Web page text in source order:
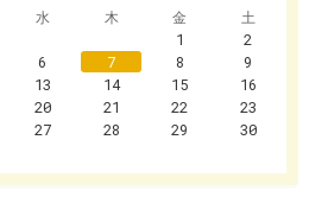
水 木 金
土
1
2
6 7 8
9
13 14 15
16
20 21 22
23
27 28 29
30